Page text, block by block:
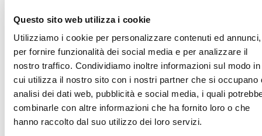
Questo sito web utilizza i cookie
Utilizziamo i cookie per personalizzare contenuti ed annunci,
per fornire funzionalità dei social media e per analizzare il
nostro traffico. Condividiamo inoltre informazioni sul modo in
cui utilizza il nostro sito con i nostri partner che si occupano
analisi dei dati web, pubblicità e social media, i quali
combinarle con altre informazioni che ha fornito loro o che
hanno raccolto dal suo utilizzo dei loro servizi.
sondern ausschließlich zum Zweck der anonymen
Erfassung statistischer Informationen zur Nutzung
der Website und ihrer Dienste.
Plätzchen
Cookies sind kleine Textdateien, die von einem
Benutzer besuchte Websites an sein Endgerät
(normalerweise den Browser) senden und dort
gespeichert werden. Beim nächsten Besuch desselben